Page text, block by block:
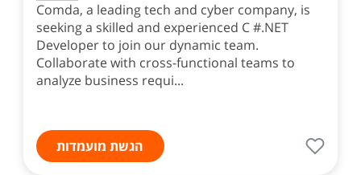
Comda, a leading tech and cyber company, is
seeking a skilled and experienced C #.NET
Developer to join our dynamic team.
Collaborate with cross-functional teams to
analyze business requi...
הגשת מועמדות